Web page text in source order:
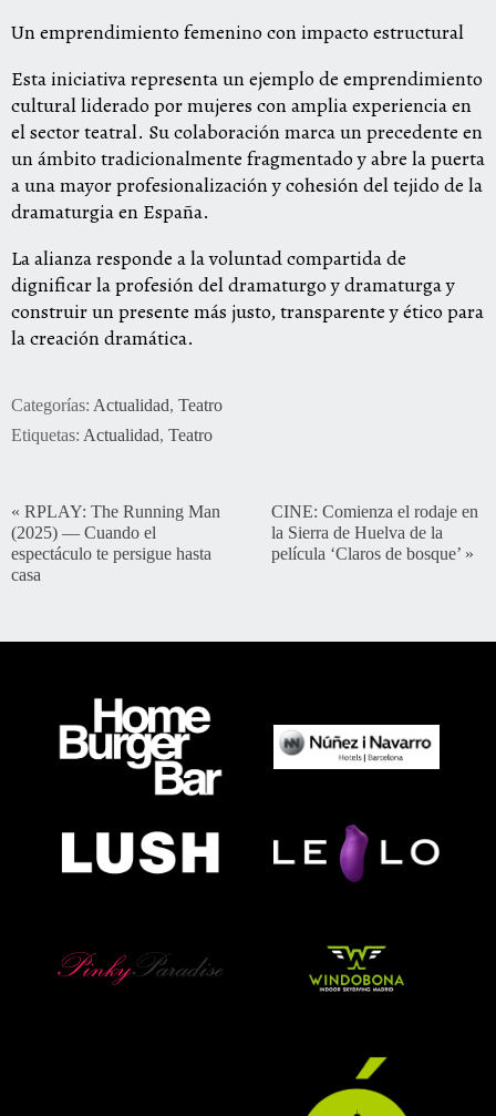
Un emprendimiento femenino con impacto estructural
Esta iniciativa representa un ejemplo de emprendimiento
cultural liderado por mujeres con amplia experiencia en
el sector teatral. Su colaboración marca un precedente en
un ámbito tradicionalmente fragmentado y abre la puerta
a una mayor profesionalización y cohesión del tejido de la
dramaturgia en España.
La alianza responde a la voluntad compartida de
dignificar la profesión del dramaturgo y dramaturga y
construir un presente más justo, transparente y ético para
la creación dramática.
Categorías: Actualidad, Teatro
Etiquetas: Actualidad, Teatro
« RPLAY: The Running Man
(2025) — Cuando el
espectáculo te persigue hasta
casa
CINE: Comienza el rodaje en
la Sierra de Huelva de la
película ‘Claros de bosque’ »